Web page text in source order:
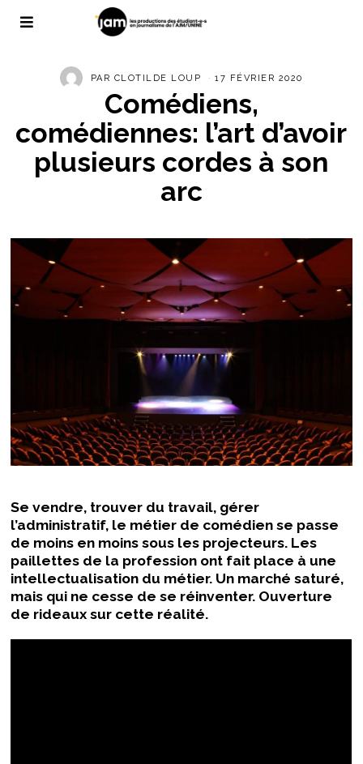
PAR CLOTILDE LOUP 17 FÉVRIER 2020
Comédiens,
comédiennes: l’art d’avoir
plusieurs cordes à son
arc
Se vendre, trouver du travail, gérer
l’administratif, le métier de comédien se passe
de moins en moins sous les projecteurs. Les
paillettes de la profession ont fait place à une
intellectualisation du métier. Un marché saturé,
mais qui ne cesse de se réinventer. Ouverture
de rideaux sur cette réalité.